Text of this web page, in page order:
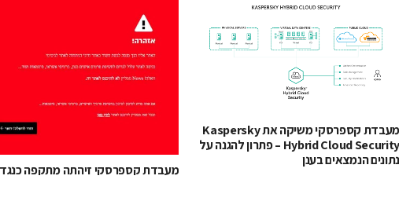
מעבדת קספרסקי משיקה את Kaspersky
Hybrid Cloud Security – פתרון להגנה על
נתונים הנמצאים בענן
מעבדת קספרסקי זיהתה מתקפה כנגד